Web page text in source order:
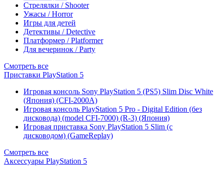
Стрелялки / Shooter
Ужасы / Horror
Игры для детей
Детективы / Detective
Платформер / Platformer
Для вечеринок / Party
Смотреть все
Приставки PlayStation 5
Игровая консоль Sony PlayStation 5 (PS5) Slim Disc White
(Япония) (CFI-2000A)
Игровая консоль PlayStation 5 Pro - Digital Edition (без
дисковода) (model CFI-7000) (R-3) (Япония)
Игровая приставка Sony PlayStation 5 Slim (с
дисководом) (GameReplay)
Смотреть все
Аксессуары PlayStation 5